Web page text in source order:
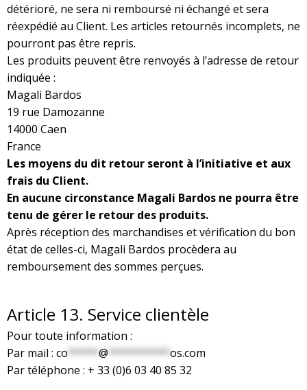
détérioré, ne sera ni remboursé ni échangé et sera
réexpédié au Client. Les articles retournés incomplets, ne
pourront pas être repris.
Les produits peuvent être renvoyés à l’adresse de retour
indiquée :
Magali Bardos
19 rue Damozanne
14000 Caen
France
Les moyens du dit retour seront à l’initiative et aux
frais du Client.
En aucune circonstance Magali Bardos ne pourra être
tenu de gérer le retour des produits.
Après réception des marchandises et vérification du bon
état de celles-ci, Magali Bardos procèdera au
remboursement des sommes perçues.
Article 13. Service clientèle
Pour toute information :
Par mail : co*****@**********os.com
Par téléphone : + 33 (0)6 03 40 85 32